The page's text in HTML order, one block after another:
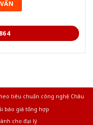
tiêu chuẩn công nghệ Châu
báo giá tổng hợp
cho đại lý